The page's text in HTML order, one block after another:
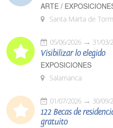
ARTE /
Santa Marta de
05/06/2026 31/03/
Visibilizar lo elegido
EXPOSICIONES
Salamanca
01/07/2026 30/09/
122 Becas de
gratuito